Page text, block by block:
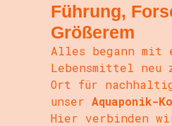
Führung,
Größerem
Alles begann mit
Lebensmittel neu
Ort für
unser Aquaponik-
Hier verbinden